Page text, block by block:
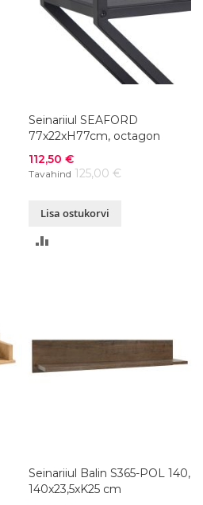
Seinariiul SEAFORD
77x22xH77cm, octagon
Soodushind
112,50 €
Tavahind 125,00 €
Lisa ostukorvi
Seinariiul Balin S365-POL 140,
140x23,5xK25 cm